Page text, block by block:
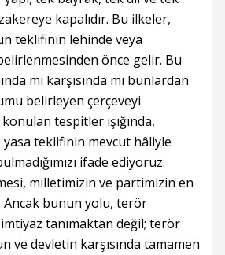
kapalıdır. Bu ilkeler,
teklifinin lehinde veya
önce gelir. Bu
mı karşısında mı bunlardan
belirleyen çerçeveyi
tespitler ışığında,
yasa teklifinin mevcut hâliyle
ifade ediyoruz.
milletimizin ve partimizin en
bunun yolu, terör
tanımaktan değil; terör
ve devletin karşısında tamamen